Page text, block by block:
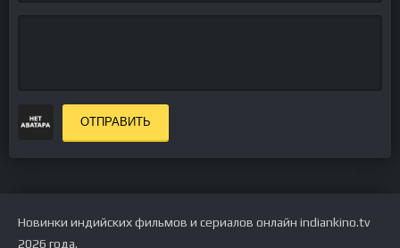
ОТПРАВИТЬ
Новинки индийских фильмов и сериалов онлайн indiankino.tv
2026 года.